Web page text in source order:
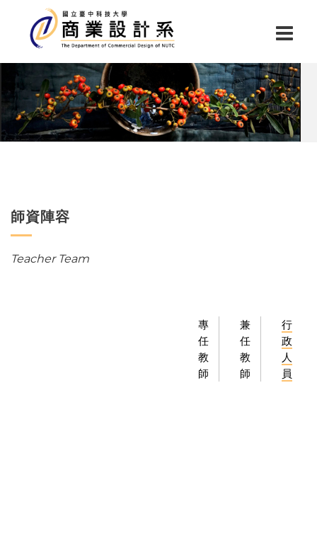
師資陣容
Teacher Team
專
任
教
師
兼
任
教
師
行
政
人
員